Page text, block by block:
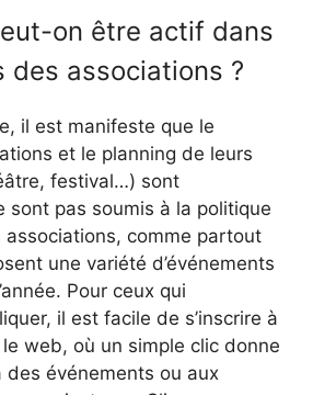
on être actif dans
des associations ?
il est manifeste que le
et le planning de leurs
festival…) sont
sont pas soumis à la politique
associations, comme partout
une variété d’événements
Pour ceux qui
il est facile de s’inscrire à
web, où un simple clic donne
des événements ou aux